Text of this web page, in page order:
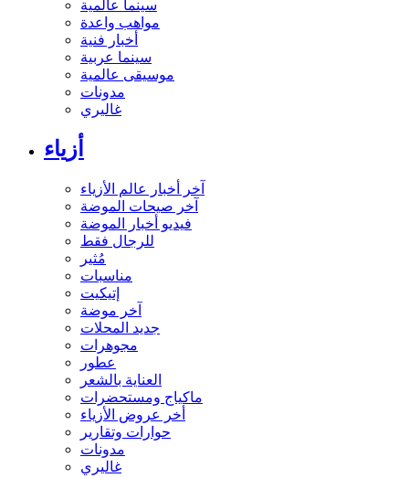
سينما عالمية
مواهب واعدة
أخبار فنية
سينما عربية
موسيقى عالمية
مدونات
غاليري
أزياء
آخر أخبار عالم الأزياء
آخر صيحات الموضة
فيديو أخبار الموضة
للرجال فقط
مُثير
مناسبات
إتيكيت
آخر موضة
جديد المحلات
مجوهرات
عطور
العناية بالشعر
ماكياج ومستحضرات
أخر عروض الأزياء
حوارات وتقارير
مدونات
غاليري